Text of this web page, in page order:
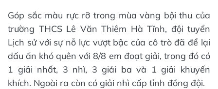
Góp sắc màu rực rỡ trong mùa vàng bội thu của
trường THCS Lê Văn Thiêm Hà Tĩnh, đội tuyển
Lịch sử với sự nỗ lực vượt bậc của cô trò đã để lại
dấu ấn khó quên với 8/8 em đoạt giải, trong đó có
1 giải nhất, 3 nhì, 3 giải ba và 1 giải khuyến
khích. Ngoài ra còn có giải nhì cấp tỉnh đồng đội.